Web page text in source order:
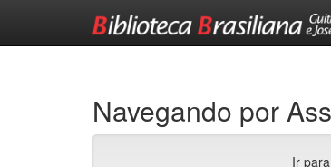
Navegando por
Ir